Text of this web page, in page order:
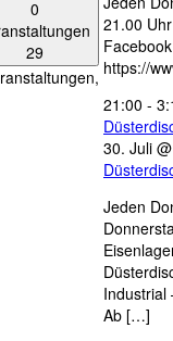
0
29
21.00
https://
21:00 -
30. Juli
Jeden
Industrial
Ab […]